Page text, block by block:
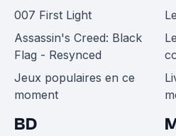
007 First Light
Assassin's Creed: Black
Flag - Resynced
Jeux populaires en ce
moment
BD